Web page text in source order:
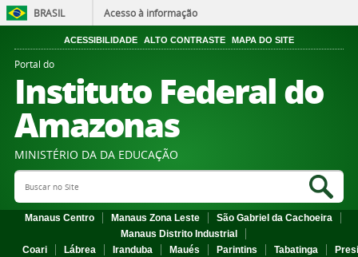
BRASIL Acesso à informação
ACESSIBILIDADE ALTO CONTRASTE MAPA DO SITE
Portal do
Instituto Federal do
Amazonas
MINISTÉRIO DA DA EDUCAÇÃO
Search Site
Manaus Centro Manaus Zona Leste
São Gabriel da Cachoeira
Manaus Distrito Industrial
Coari
Lábrea Iranduba Maués Parintins Tabatinga